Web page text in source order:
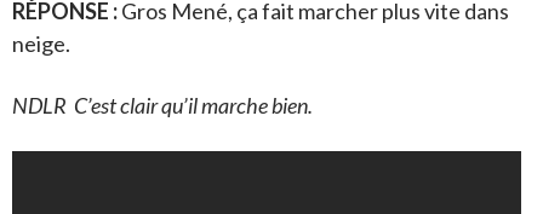
RÉPONSE :Gros Mené, ça fait marcher plus vite dans
neige.
NDLR C’est clair qu’il marche bien.